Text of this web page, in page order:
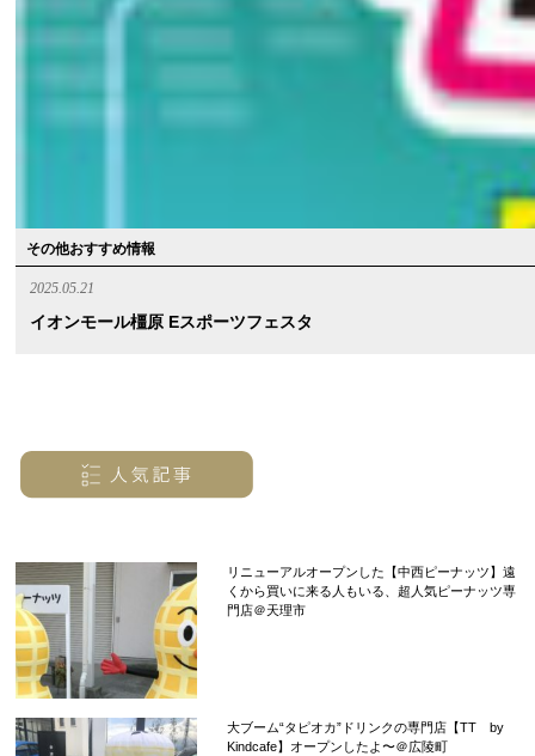
その他おすすめ情報
2025.05.21
イオンモール橿原 Eスポーツフェスタ
リニューアルオープンした【中西ピーナッツ】遠
くから買いに来る人もいる、超人気ピーナッツ専
門店＠天理市
大ブーム“タピオカ”ドリンクの専門店【TT by
Kindcafe】オープンしたよ〜＠広陵町